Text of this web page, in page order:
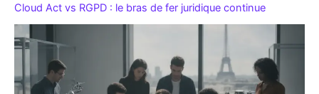
Cloud Act vs RGPD : le bras de fer juridique continue